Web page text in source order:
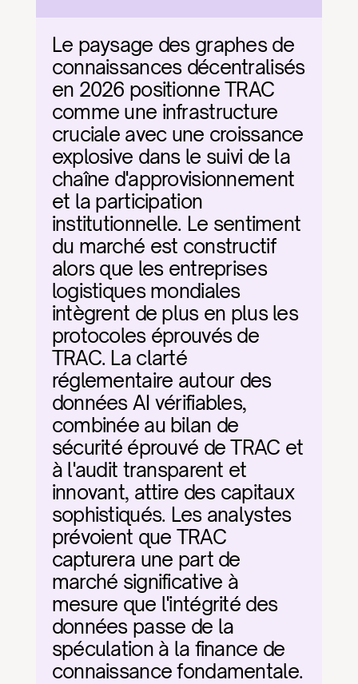
Le paysage des graphes de
connaissances décentralisés
en 2026 positionne TRAC
comme une infrastructure
cruciale avec une croissance
explosive dans le suivi de la
chaîne d'approvisionnement
et la participation
institutionnelle. Le sentiment
du marché est constructif
alors que les entreprises
logistiques mondiales
intègrent de plus en plus les
protocoles éprouvés de
TRAC. La clarté
réglementaire autour des
données AI vérifiables,
combinée au bilan de
sécurité éprouvé de TRAC et
à l'audit transparent et
innovant, attire des capitaux
sophistiqués. Les analystes
prévoient que TRAC
capturera une part de
marché significative à
mesure que l'intégrité des
données passe de la
spéculation à la finance de
connaissance fondamentale.